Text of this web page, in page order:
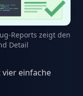
Reports zeigt den
Detail
einfache